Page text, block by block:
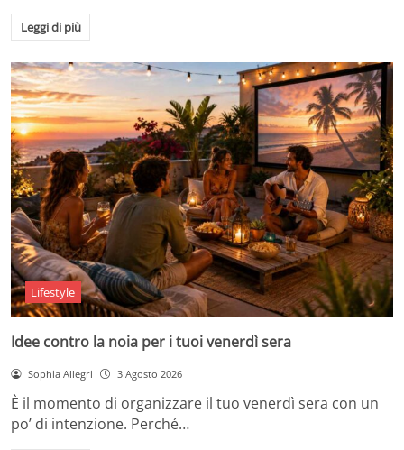
Leggi di più
Lifestyle
Idee contro la noia per i tuoi venerdì sera
Sophia Allegri 3 Agosto 2026
È il momento di organizzare il tuo venerdì sera con un
po’ di intenzione. Perché…